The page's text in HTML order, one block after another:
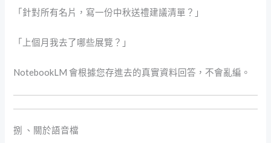
「針對所有名片，寫一份中秋送禮建議清單？」
「上個月我去了哪些展覽？」
NotebookLM 會根據您存進去的真實資料回答，不會亂編。
捌 、關於語音檔